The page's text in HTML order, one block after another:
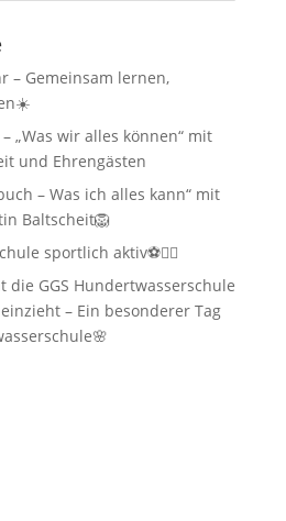
– Gemeinsam lernen,
„Was wir alles können“ mit
und Ehrengästen
– Was ich alles kann“ mit
Baltscheit🦁
sportlich aktiv⚽🏃‍♂️
die GGS Hundertwasserschule
– Ein besonderer Tag